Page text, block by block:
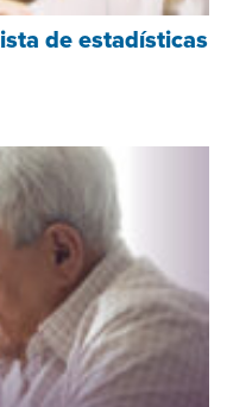
de estadísticas